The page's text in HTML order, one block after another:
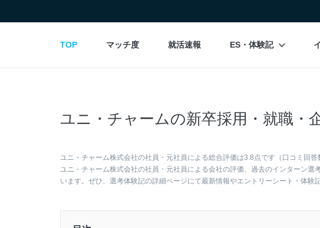
TOP マッチ度 就活速報 ES・体験記
ユニ・チャームの新卒採用・就職・
ユニ・チャーム株式会社の社員・元社員による総合評価は3.8点です（口コミ回
ユニ・チャーム株式会社の社員・元社員による会社の評価、過去のインターン
います。ぜひ、選考体験記の詳細ページにて最新情報やエントリーシート・体験